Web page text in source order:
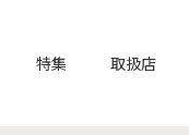
特集 取扱店